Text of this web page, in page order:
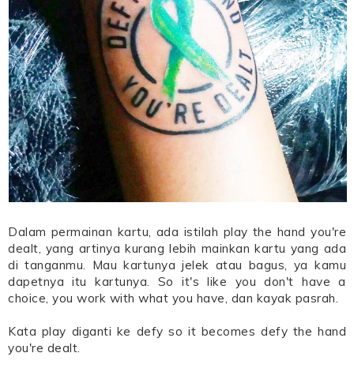
Dalam permainan kartu, ada istilah play the hand you're
dealt, yang artinya kurang lebih mainkan kartu yang ada
di tanganmu. Mau kartunya jelek atau bagus, ya kamu
dapetnya itu kartunya. So it's like you don't have a
choice, you work with what you have, dan kayak pasrah.
Kata play diganti ke defy so it becomes defy the hand
you're dealt.